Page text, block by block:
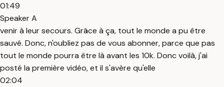
01:49
Speaker A
venir à leur secours. Grâce à ça, tout le monde a pu être
sauvé. Donc, n'oubliez pas de vous abonner, parce que pas
tout le monde pourra être là avant les 10k. Donc voilà, j'ai
posté la première vidéo, et il s'avère qu'elle
02:04